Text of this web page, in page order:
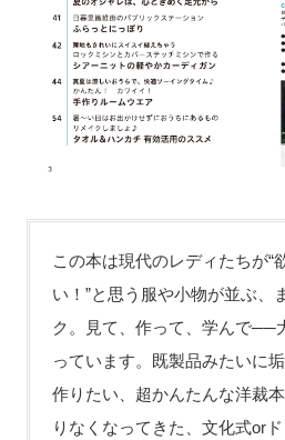
この本は現代のレディたちが“
い！”と思う服や小物が並ぶ、
ク。見て、作って、学んで──
っています。既製品みたいに
作りたい、超かんたんな洋裁
りなくなってきた、文化式or